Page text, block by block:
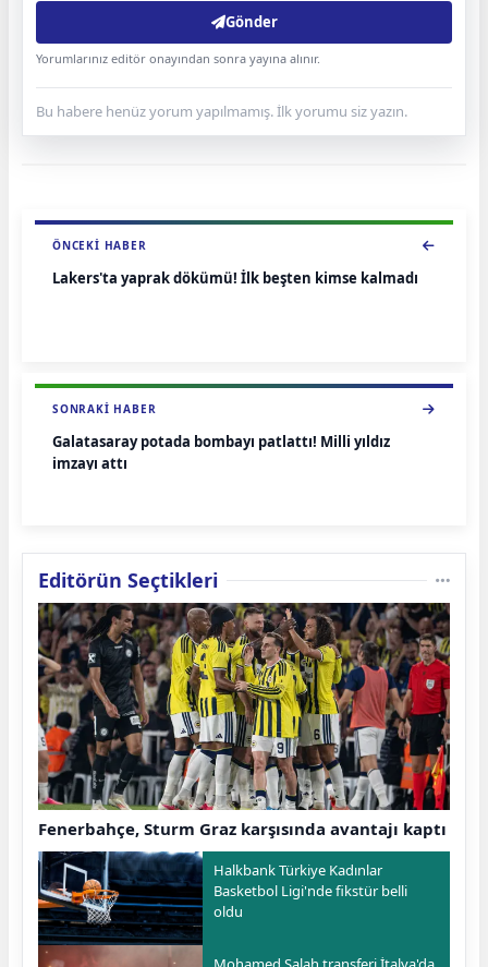
Gönder
Yorumlarınız editör onayından sonra yayına alınır.
Bu habere henüz yorum yapılmamış. İlk yorumu siz yazın.
ÖNCEKI HABER
Lakers'ta yaprak dökümü! İlk beşten kimse kalmadı
SONRAKI HABER
Galatasaray potada bombayı patlattı! Milli yıldız
imzayı attı
Editörün Seçtikleri
Fenerbahçe, Sturm Graz karşısında avantajı kaptı
Halkbank Türkiye Kadınlar
Basketbol Ligi'nde fikstür belli
oldu